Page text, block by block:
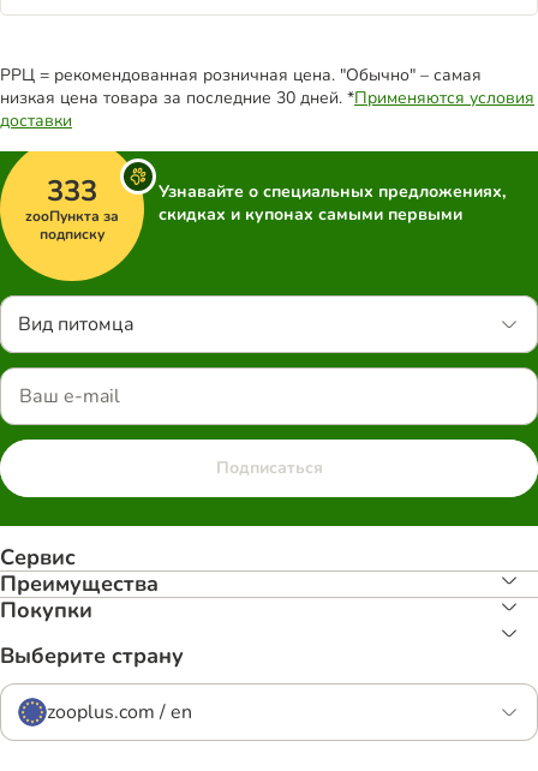
РРЦ = рекомендованная розничная цена. "Обычно" – самая
низкая цена товара за последние 30 дней. *Применяются условия
доставки
333
zooПункта за
подписку
Узнавайте о специальных предложениях,
скидках и купонах самыми первыми
Вид питомца
Подписаться
Сервис
Преимуществa
Покупки
Выберите страну
zooplus.com / en